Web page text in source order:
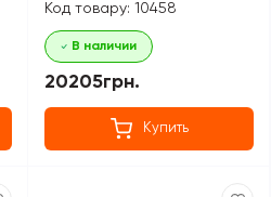
Код товару: 10458
В наличии
20205грн.
Купить